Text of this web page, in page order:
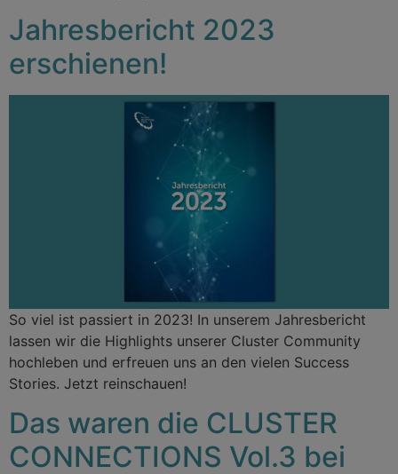
Jahresbericht 2023
erschienen!
So viel ist passiert in 2023! In unserem Jahresbericht
lassen wir die Highlights unserer Cluster Community
hochleben und erfreuen uns an den vielen Success
Stories. Jetzt reinschauen!
Das waren die CLUSTER
CONNECTIONS Vol.3 bei